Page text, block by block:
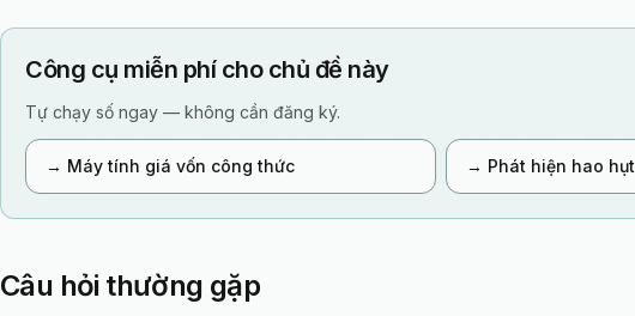
Công cụ miễn phí cho chủ đề này
Tự chạy số ngay — không cần đăng ký.
→ Máy tính giá vốn công thức → Phát hiện hao hụt
Câu hỏi thường gặp